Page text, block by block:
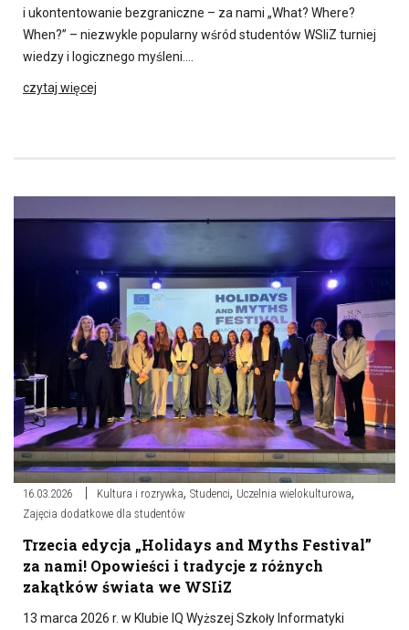
i ukontentowanie bezgraniczne – za nami „What? Where?
When?” – niezwykle popularny wśród studentów WSIiZ turniej
wiedzy i logicznego myśleni….
czytaj więcej
16.03.2026 Kultura i rozrywka, Studenci, Uczelnia wielokulturowa,
Zajęcia dodatkowe dla studentów
Trzecia edycja „Holidays and Myths Festival”
za nami! Opowieści i tradycje z różnych
zakątków świata we WSIiZ
13 marca 2026 r. w Klubie IQ Wyższej Szkoły Informatyki